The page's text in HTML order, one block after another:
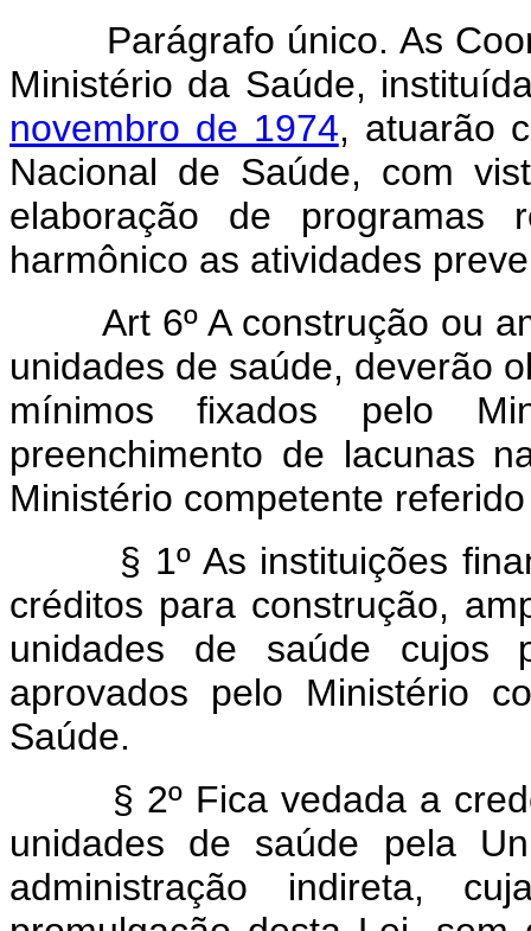
Parágrafo único. As
Ministério da Saúde,
novembro de 1974, atuarão
Nacional de Saúde, com
elaboração de programas
harmônico as atividades
Art 6º A construção ou
unidades de saúde, deverão
mínimos fixados pelo
preenchimento de lacunas
Ministério competente
§ 1º As instituições
créditos para construção,
unidades de saúde cujos
aprovados pelo Ministério
Saúde.
§ 2º Fica vedada a
unidades de saúde pela
administração indireta,